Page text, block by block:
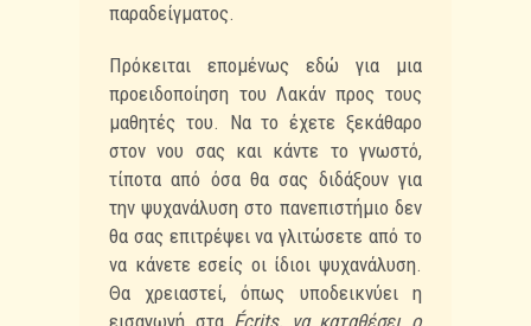
παραδείγματος.
Πρόκειται επομένως εδώ για μια
προειδοποίηση του Λακάν προς τους
μαθητές του. Να το έχετε ξεκάθαρο
στον νου σας και κάντε το γνωστό,
τίποτα από όσα θα σας διδάξουν για
την ψυχανάλυση στο πανεπιστήμιο δεν
θα σας επιτρέψει να γλιτώσετε από το
να κάνετε εσείς οι ίδιοι ψυχανάλυση.
Θα χρειαστεί, όπως υποδεικνύει η
εισαγωγή στα Écrits, να καταθέσει ο